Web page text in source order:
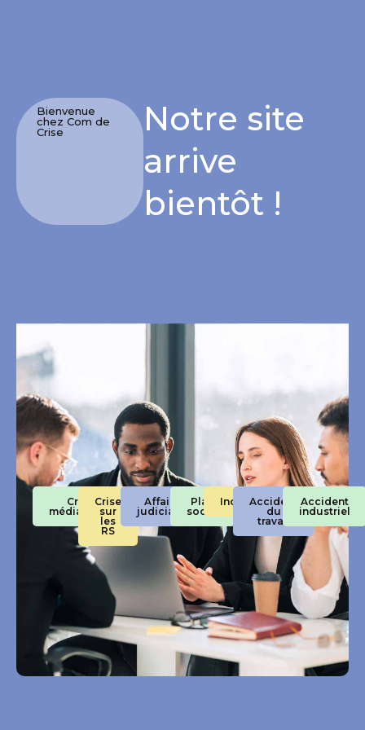
Bienvenue
chez Com de
Crise
Notre site
arrive
bientôt !
Crise
médiatique
Crise
sur
les
RS
Affaires
judiciaires
Plan
social
IncendieAccident
du
travail
Accident
industriel